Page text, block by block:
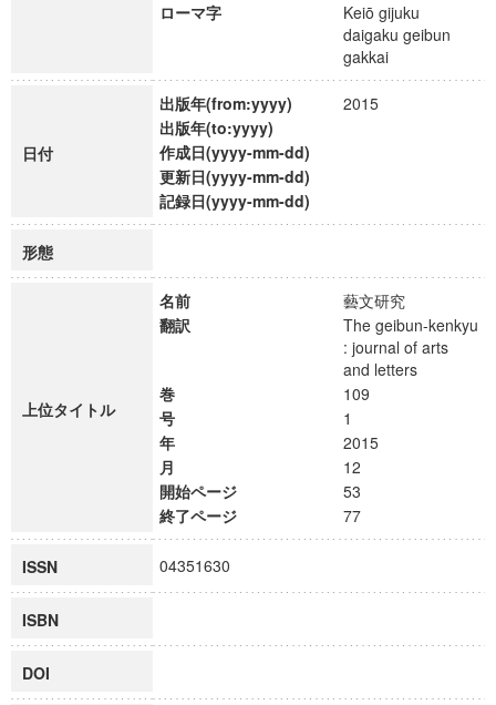
ローマ字
Keiō gijuku
daigaku geibun
gakkai
日付
出版年(from:yyyy)
2015
出版年(to:yyyy)
作成日(yyyy-mm-dd)
更新日(yyyy-mm-dd)
記録日(yyyy-mm-dd)
形態
上位タイトル
名前
藝文研究
翻訳
The geibun-kenkyu
: journal of arts
and letters
巻
109
号
1
年
2015
月
12
開始ページ
53
終了ページ
77
ISSN 04351630
ISBN
DOI